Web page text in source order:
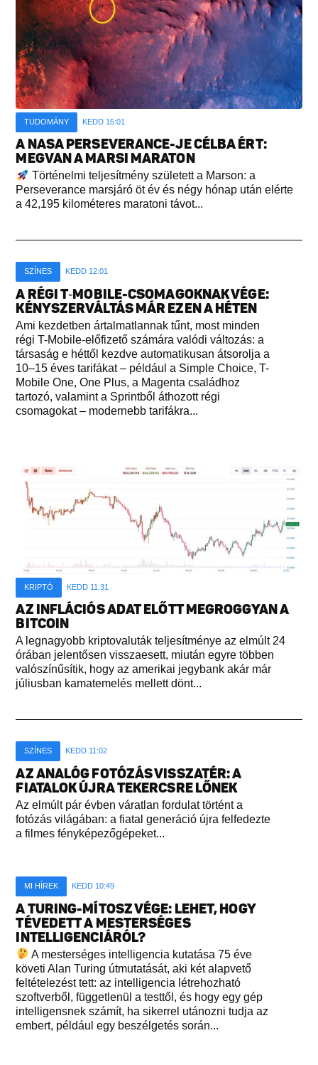
TUDOMÁNY KEDD 15:01
A NASA PERSEVERANCE-JE CÉLBA ÉRT:
MEGVAN A MARSI MARATON
Történelmi teljesítmény született a Marson: a
Perseverance marsjáró öt év és négy hónap után elérte
a 42,195 kilométeres maratoni távot...
SZÍNES KEDD 12:01
A RÉGI T‑MOBILE-CSOMAGOKNAK VÉGE:
KÉNYSZERVÁLTÁS MÁR EZEN A HÉTEN
Ami kezdetben ártalmatlannak tűnt, most minden
régi T-Mobile-előfizető számára valódi változás: a
társaság e héttől kezdve automatikusan átsorolja a
10–15 éves tarifákat – például a Simple Choice, T-
Mobile One, One Plus, a Magenta családhoz
tartozó, valamint a Sprintből áthozott régi
csomagokat – modernebb tarifákra...
KRIPTÓ KEDD 11:31
AZ INFLÁCIÓS ADAT ELŐTT MEGROGGYAN A
BITCOIN
A legnagyobb kriptovaluták teljesítménye az elmúlt 24
órában jelentősen visszaesett, miután egyre többen
valószínűsítik, hogy az amerikai jegybank akár már
júliusban kamatemelés mellett dönt...
SZÍNES KEDD 11:02
AZ ANALÓG FOTÓZÁS VISSZATÉR: A
FIATALOK ÚJRA TEKERCSRE LŐNEK
Az elmúlt pár évben váratlan fordulat történt a
fotózás világában: a fiatal generáció újra felfedezte
a filmes fényképezőgépeket...
MI HÍREK KEDD 10:49
A TURING-MÍTOSZ VÉGE: LEHET, HOGY
TÉVEDETT A MESTERSÉGES
INTELLIGENCIÁRÓL?
A mesterséges intelligencia kutatása 75 éve
követi Alan Turing útmutatását, aki két alapvető
feltételezést tett: az intelligencia létrehozható
szoftverből, függetlenül a testtől, és hogy egy gép
intelligensnek számít, ha sikerrel utánozni tudja az
embert, például egy beszélgetés során...